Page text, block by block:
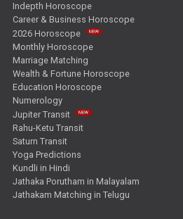
Indepth Horoscope
Career & Business Horoscope
2026 Horoscope
Monthly Horoscope
Marriage Matching
Wealth & Fortune Horoscope
Education Horoscope
Numerology
Jupiter Transit
Rahu-Ketu Transit
Saturn Transit
Yoga Predictions
Kundli in Hindi
Jathaka Porutham in Malayalam
Jathakam Matching in Telugu